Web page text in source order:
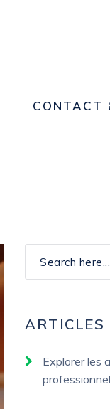
CONTACT
ARTICLES
Explorer les